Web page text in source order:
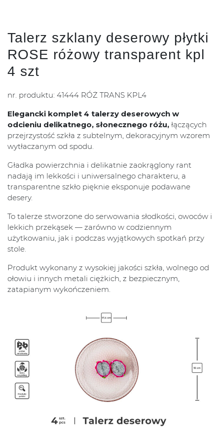
Talerz szklany deserowy płytki
ROSE różowy transparent kpl
4 szt
nr. produktu: 41444 RÓŻ TRANS KPL4
Elegancki komplet 4 talerzy deserowych w
odcieniu delikatnego, słonecznego różu, łączących
przejrzystość szkła z subtelnym, dekoracyjnym wzorem
wytłaczanym od spodu.
Gładka powierzchnia i delikatnie zaokrąglony rant
nadają im lekkości i uniwersalnego charakteru, a
transparentne szkło pięknie eksponuje podawane
desery.
To talerze stworzone do serwowania słodkości, owoców i
lekkich przekąsek — zarówno w codziennym
użytkowaniu, jak i podczas wyjątkowych spotkań przy
stole.
Produkt wykonany z wysokiej jakości szkła, wolnego od
ołowiu i innych metali ciężkich, z bezpiecznym,
zatapianym wykończeniem.